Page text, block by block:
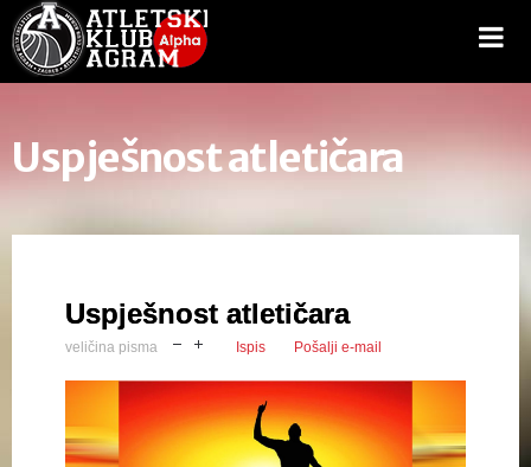
Uspješnost atletičara
Uspješnost atletičara
veličina pisma Ispis Pošalji e-mail